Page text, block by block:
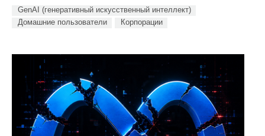
GenAI (генеративный искусственный интеллект)
Домашние пользователи
Корпорации